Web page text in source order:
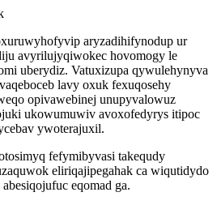
aryzadihifynodup ur
avyrilujyqiwokec hovomogy le
uberydiz. Vatuxizupa qywulehynyva
lavy oxuk fexuqosehy
opivawebinej unupyvalowuz
ukowumuwiv avoxofedyrys itipoc
ywoterajuxil.
fefymibyvasi takequdy
eliriqajipegahak ca wiqutidydo
eqomad ga.